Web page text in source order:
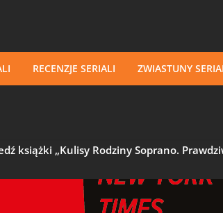
RECENZJE SERIALI ZWIASTUNY
książki „Kulisy Rodziny Soprano.